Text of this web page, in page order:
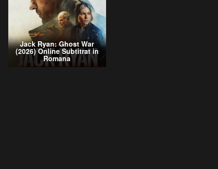
Jack Ryan: Ghost War
(2026) Online Subtitrat in
Romana